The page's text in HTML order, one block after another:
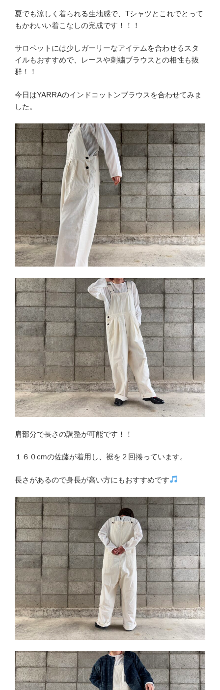
夏でも涼しく着られる生地感で、Tシャツとこれでとって
もかわいい着こなしの完成です！！！
サロペットには少しガーリーなアイテムを合わせるスタ
イルもおすすめで、レースや刺繍ブラウスとの相性も抜
群！！
今日はYARRAのインドコットンブラウスを合わせてみま
した。
肩部分で長さの調整が可能です！！
１６０cmの佐藤が着用し、裾を２回捲っています。
長さがあるので身長が高い方にもおすすめです